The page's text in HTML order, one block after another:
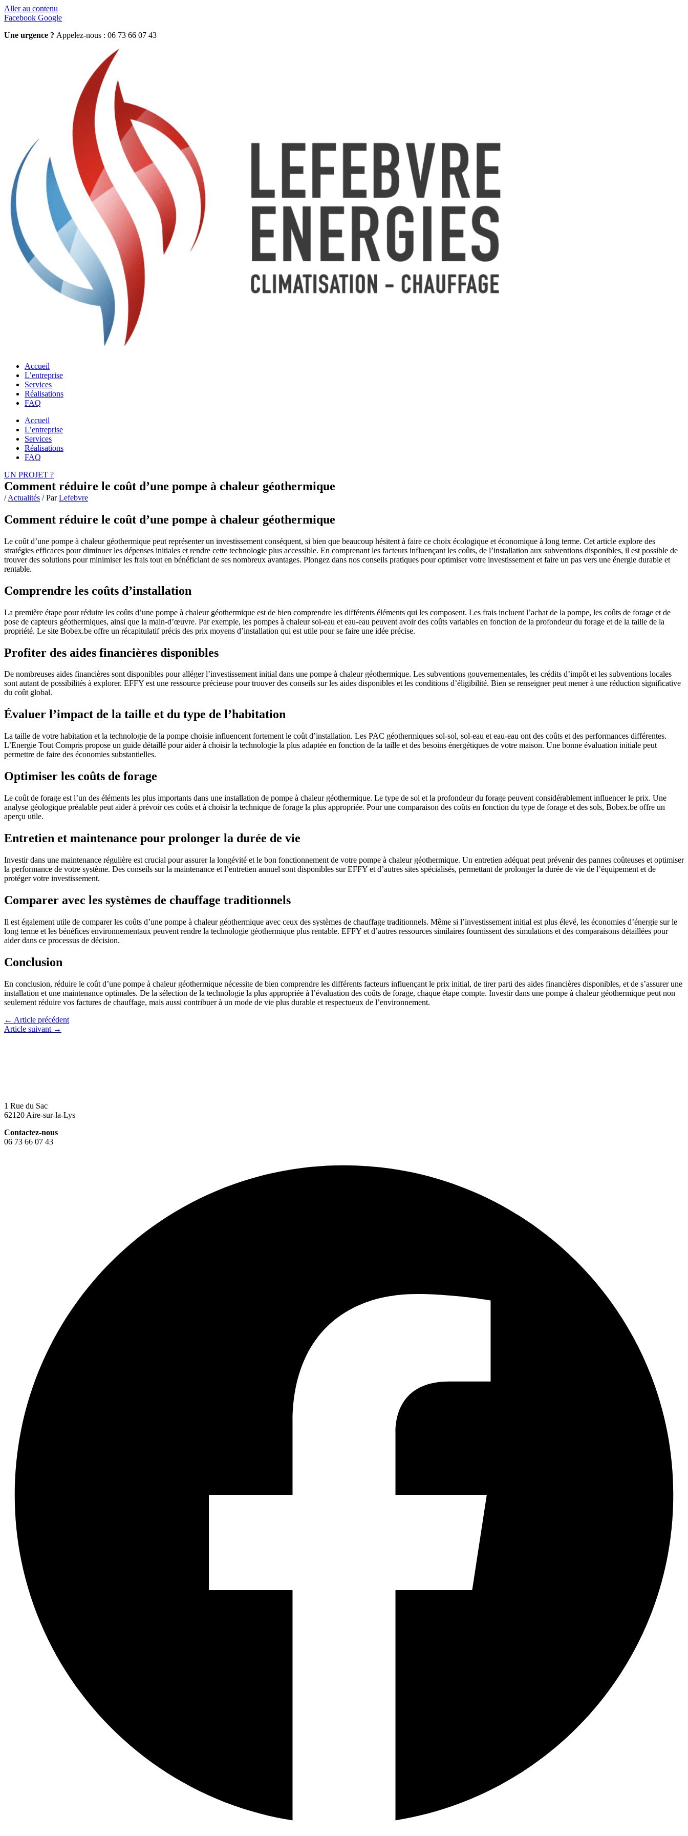
Aller au contenu
Facebook Google
Une urgence ? Appelez-nous : 06 73 66 07 43
Accueil
L’entreprise
Services
Réalisations
FAQ
Accueil
L’entreprise
Services
Réalisations
FAQ
UN PROJET ?
Comment réduire le coût d’une pompe à chaleur géothermique
/Actualités / ParLefebvre
Comment réduire le coût d’une pompe à chaleur géothermique
Le coût d’une pompe à chaleur géothermique peut représenter un investissement conséquent, si bien que beaucoup hésitent à faire ce choix écologique et économique à long terme. Cet article explore des
stratégies efficaces pour diminuer les dépenses initiales et rendre cette technologie plus accessible. En comprenant les facteurs influençant les coûts, de l’installation aux subventions disponibles, il est possible de
trouver des solutions pour minimiser les frais tout en bénéficiant de ses nombreux avantages. Plongez dans nos conseils pratiques pour optimiser votre investissement et faire un pas vers une énergie durable et
rentable.
Comprendre les coûts d’installation
La première étape pour réduire les coûts d’une pompe à chaleur géothermique est de bien comprendre les différents éléments qui les composent. Les frais incluent l’achat de la pompe, les coûts de forage et de
pose de capteurs géothermiques, ainsi que la main-d’œuvre. Par exemple, les pompes à chaleur sol-eau et eau-eau peuvent avoir des coûts variables en fonction de la profondeur du forage et de la taille de la
propriété. Le site Bobex.be offre un récapitulatif précis des prix moyens d’installation qui est utile pour se faire une idée précise.
Profiter des aides financières disponibles
De nombreuses aides financières sont disponibles pour alléger l’investissement initial dans une pompe à chaleur géothermique. Les subventions gouvernementales, les crédits d’impôt et les subventions locales
sont autant de possibilités à explorer. EFFY est une ressource précieuse pour trouver des conseils sur les aides disponibles et les conditions d’éligibilité. Bien se renseigner peut mener à une réduction significative
du coût global.
Évaluer l’impact de la taille et du type de l’habitation
La taille de votre habitation et la technologie de la pompe choisie influencent fortement le coût d’installation. Les PAC géothermiques sol-sol, sol-eau et eau-eau ont des coûts et des performances différentes.
L’Energie Tout Compris propose un guide détaillé pour aider à choisir la technologie la plus adaptée en fonction de la taille et des besoins énergétiques de votre maison. Une bonne évaluation initiale peut
permettre de faire des économies substantielles.
Optimiser les coûts de forage
Le coût de forage est l’un des éléments les plus importants dans une installation de pompe à chaleur géothermique. Le type de sol et la profondeur du forage peuvent considérablement influencer le prix. Une
analyse géologique préalable peut aider à prévoir ces coûts et à choisir la technique de forage la plus appropriée. Pour une comparaison des coûts en fonction du type de forage et des sols, Bobex.be offre un
aperçu utile.
Entretien et maintenance pour prolonger la durée de vie
Investir dans une maintenance régulière est crucial pour assurer la longévité et le bon fonctionnement de votre pompe à chaleur géothermique. Un entretien adéquat peut prévenir des pannes coûteuses et optimiser
la performance de votre système. Des conseils sur la maintenance et l’entretien annuel sont disponibles sur EFFY et d’autres sites spécialisés, permettant de prolonger la durée de vie de l’équipement et de
protéger votre investissement.
Comparer avec les systèmes de chauffage traditionnels
Il est également utile de comparer les coûts d’une pompe à chaleur géothermique avec ceux des systèmes de chauffage traditionnels. Même si l’investissement initial est plus élevé, les économies d’énergie sur le
long terme et les bénéfices environnementaux peuvent rendre la technologie géothermique plus rentable. EFFY et d’autres ressources similaires fournissent des simulations et des comparaisons détaillées pour
aider dans ce processus de décision.
Conclusion
En conclusion, réduire le coût d’une pompe à chaleur géothermique nécessite de bien comprendre les différents facteurs influençant le prix initial, de tirer parti des aides financières disponibles, et de s’assurer une
installation et une maintenance optimales. De la sélection de la technologie la plus appropriée à l’évaluation des coûts de forage, chaque étape compte. Investir dans une pompe à chaleur géothermique peut non
seulement réduire vos factures de chauffage, mais aussi contribuer à un mode de vie plus durable et respectueux de l’environnement.
← Article précédent
Article suivant →
1 Rue du Sac
62120 Aire-sur-la-Lys
Contactez-nous
06 73 66 07 43